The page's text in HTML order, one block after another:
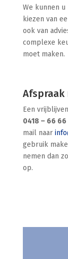
We kunnen
kiezen van
ook van
complexe
moet maken.
Afspraak
Een
0418 – 66 66
mail naar
gebruik
nemen dan
op.